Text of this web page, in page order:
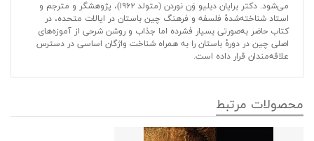
می‌شود. دکتر برایان دبلیو وَن نوردن (متولد ۱۹۶۲)، پژوهشگر و مترجم و
استاد شناخته‌شدۀ فلسفه و فرهنگ چین باستان در ایالات متحده، در
کتاب حاضر به‌صورتی بسیار فشرده اما جذاب و روشن شرحی از آموزه‌های
اصلی چین در دورۀ باستان را به همراه شناخت واژگان اساسی در دسترس
علاقه‌مندان قرار داده است.
محصولات مرتبط